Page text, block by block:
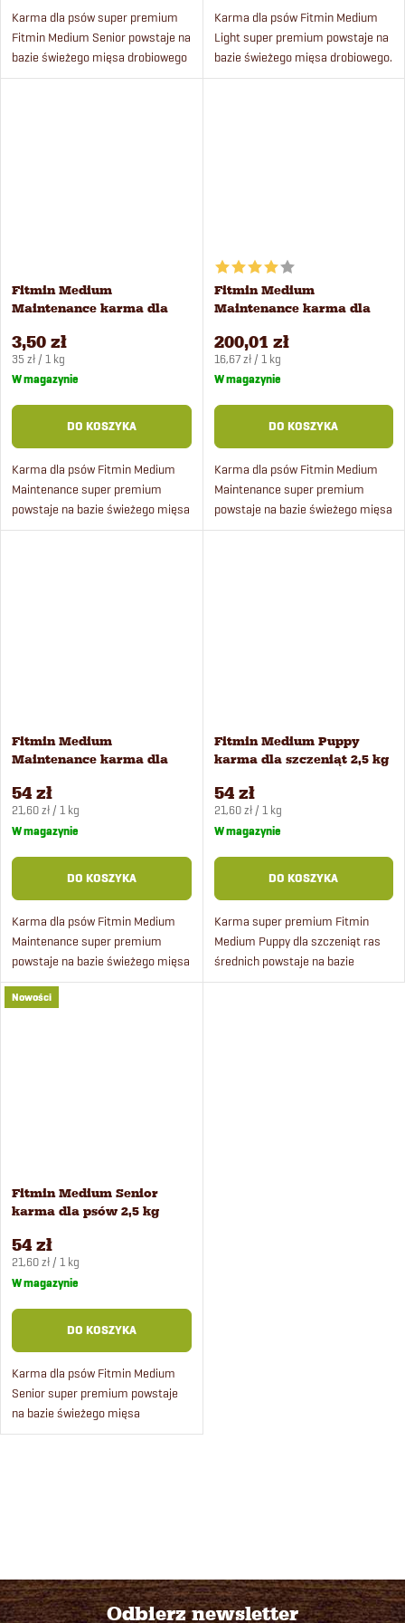
Karma dla psów super premium
Fitmin Medium Senior powstaje na
bazie świeżego mięsa drobiowego
pochodzącego ze sprawdzonej,
Karma dla psów Fitmin Medium
Light super premium powstaje na
bazie świeżego mięsa drobiowego.
Fitmin Medium
Maintenance karma dla
3,50 zł
Cena
jednostkowa:
35 zł / 1 kg
W magazynie
DO KOSZYKA
Karma dla psów Fitmin Medium
Maintenance super premium
powstaje na bazie świeżego mięsa
drobiowego pochodzącego ze
Fitmin Medium
Maintenance karma dla
200,01 zł
Cena
jednostkowa:
16,67 zł / 1 kg
W magazynie
DO KOSZYKA
Karma dla psów Fitmin Medium
Maintenance super premium
powstaje na bazie świeżego mięsa
drobiowego i ryżu.
Fitmin Medium
Maintenance karma dla
54 zł
Cena
jednostkowa:
21,60 zł / 1 kg
W magazynie
DO KOSZYKA
Karma dla psów Fitmin Medium
Maintenance super premium
powstaje na bazie świeżego mięsa
drobiowego i ryżu.
Fitmin Medium Puppy
karma dla szczeniąt 2,5 kg
54 zł
Cena
jednostkowa:
21,60 zł / 1 kg
W magazynie
DO KOSZYKA
Karma super premium Fitmin
Medium Puppy dla szczeniąt ras
średnich powstaje na bazie
świeżego mięsa drobiowego i
Nowości
Fitmin Medium Senior
karma dla psów 2,5 kg
54 zł
Cena
jednostkowa:
21,60 zł / 1 kg
W magazynie
DO KOSZYKA
Karma dla psów Fitmin Medium
Senior super premium powstaje
na bazie świeżego mięsa
drobiowego pochodzącego ze
t
Odbierz newsletter